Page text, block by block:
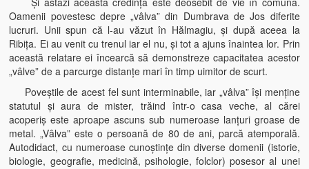
Oamenii povestesc depre „vâlva” din Dumbrava de Jos diferite
lucruri. Unii spun că l-au văzut în Hălmagiu, şi după aceea la
Ribiţa. Ei au venit cu trenul iar el nu, şi tot a ajuns înaintea lor. Prin
această relatare ei încearcă să demonstreze capacitatea acestor
„vâlve” de a parcurge distanţe mari în timp uimitor de scurt.
Poveştile de acest fel sunt interminabile, iar „vâlva” îşi menţine
statutul şi aura de mister, trăind într-o casa veche, al cărei
acoperiş este aproape ascuns sub numeroase lanţuri groase de
metal. „Vâlva” este o persoană de 80 de ani, parcă atemporală.
Autodidact, cu numeroase cunoştinţe din diverse domenii (istorie,
biologie, geografie, medicină, psihologie, folclor) posesor al unei